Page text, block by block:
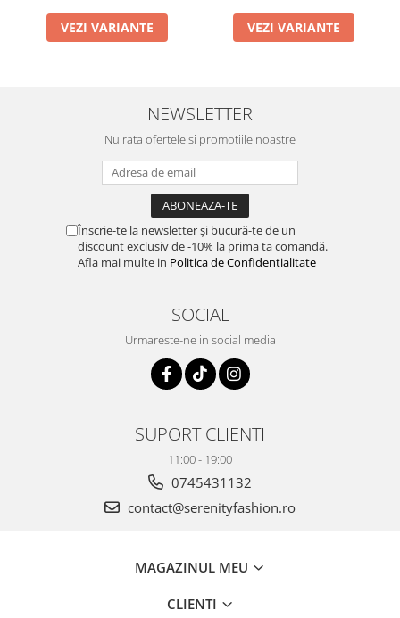
VEZI VARIANTE VEZI VARIANTE
NEWSLETTER
Nu rata ofertele si promotiile noastre
Înscrie-te la newsletter și bucură-te de un
discount exclusiv de -10% la prima ta comandă.
Afla mai multe in Politica de Confidentialitate
SOCIAL
Urmareste-ne in social media
SUPORT CLIENTI
11:00 - 19:00
0745431132
contact@serenityfashion.ro
MAGAZINUL MEU
CLIENTI